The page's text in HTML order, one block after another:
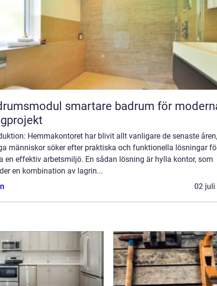
smartare badrum för moderna
Hemmakontoret har blivit allt vanligare de senaste
människor söker efter praktiska och funktionella lösningar
en effektiv arbetsmiljö. En sådan lösning är hylla kontor, som
en kombination av lagrin...
02 juli